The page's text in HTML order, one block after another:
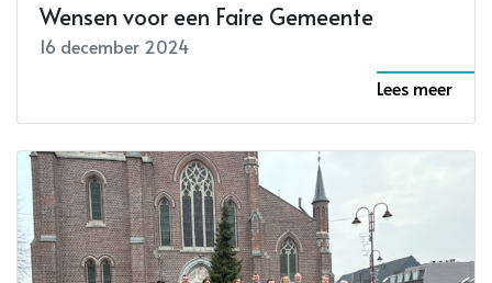
Wensen voor een Faire Gemeente
16 december 2024
Lees meer